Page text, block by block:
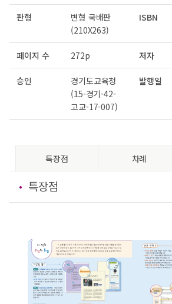
판형
변형 국배판
(210X263)
ISBN
페이지 수 272p 저자
승인
경기도교육청
(15-경기-42-
고교-17-007)
발행일
특장점 차례
특장점